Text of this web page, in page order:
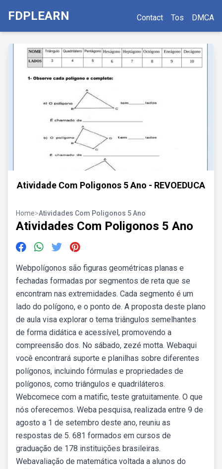
FDPLEARN Contact Tos DMCA
Atividade Com Poligonos 5 Ano - REVOEDUCA
Home>Atividades Com Poligonos 5 Ano
Atividades Com Poligonos 5 Ano
Webpolígonos são figuras geométricas planas e
fechadas formadas por segmentos de reta que se
encontram nas extremidades. Cada segmento é um
lado do polígono, e o ponto de. A proposta deste plano
de aula visa explorar o tema triângulos semelhantes
de forma didática e acessível, promovendo a
compreensão dos. No sábado, zezé motta. Webaqui
você encontrará suporte e planilhas sobre diferentes
polígonos, incluindo fórmulas e propriedades de
polígonos, como triângulos e quadriláteros.
Webcomece com a matific, teste gratuitamente. O que
nós oferecemos. Weba pesquisa, realizada entre 9 de
agosto a 1 de setembro deste ano, reuniu as
respostas de 5. 681 formados em cursos de
graduação de 178 instituições brasileiras.
Webavaliação de matemática voltada a alunos do